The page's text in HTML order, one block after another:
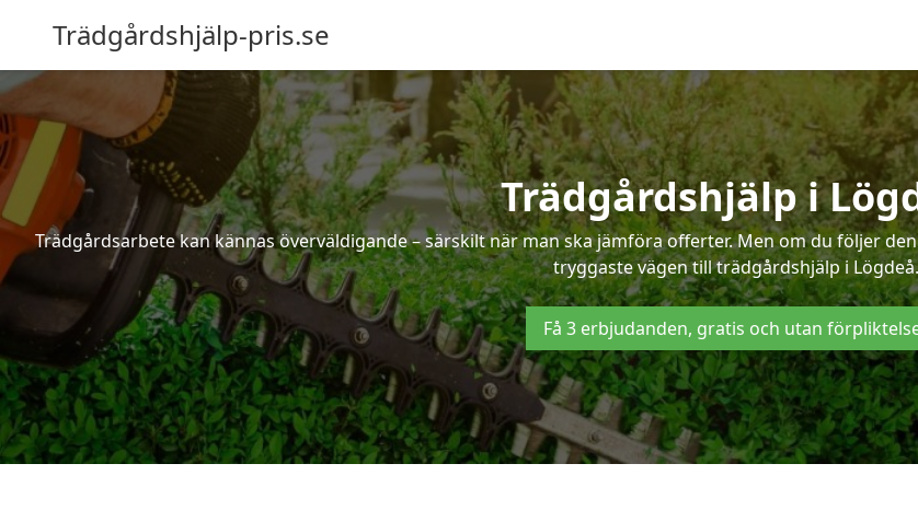
Trädgårdshjälp-pris.se
Trädgårdshjälp i
Trädgårdsarbete kan kännas överväldigande – särskilt när man ska jämföra offerter. Men om du följer
tryggaste vägen till trädgårdshjälp i Lögdeå.
Få 3 erbjudanden, gratis och utan